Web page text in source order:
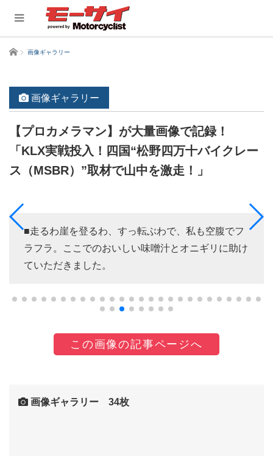
ホーム 画像ギャラリー
画像ギャラリー
【プロカメラマン】が大量画像で記録！
「KLX実戦投入！四国“松野四万十バイクレー
ス（MSBR）”取材で山中を激走！」
■走るわ崖を登るわ、すっ転ぶわで、私も空腹でフ
ラフラ。ここでのおいしい味噌汁とオニギリに助け
ていただきました。
この画像の記事ページへ
画像ギャラリー 34枚